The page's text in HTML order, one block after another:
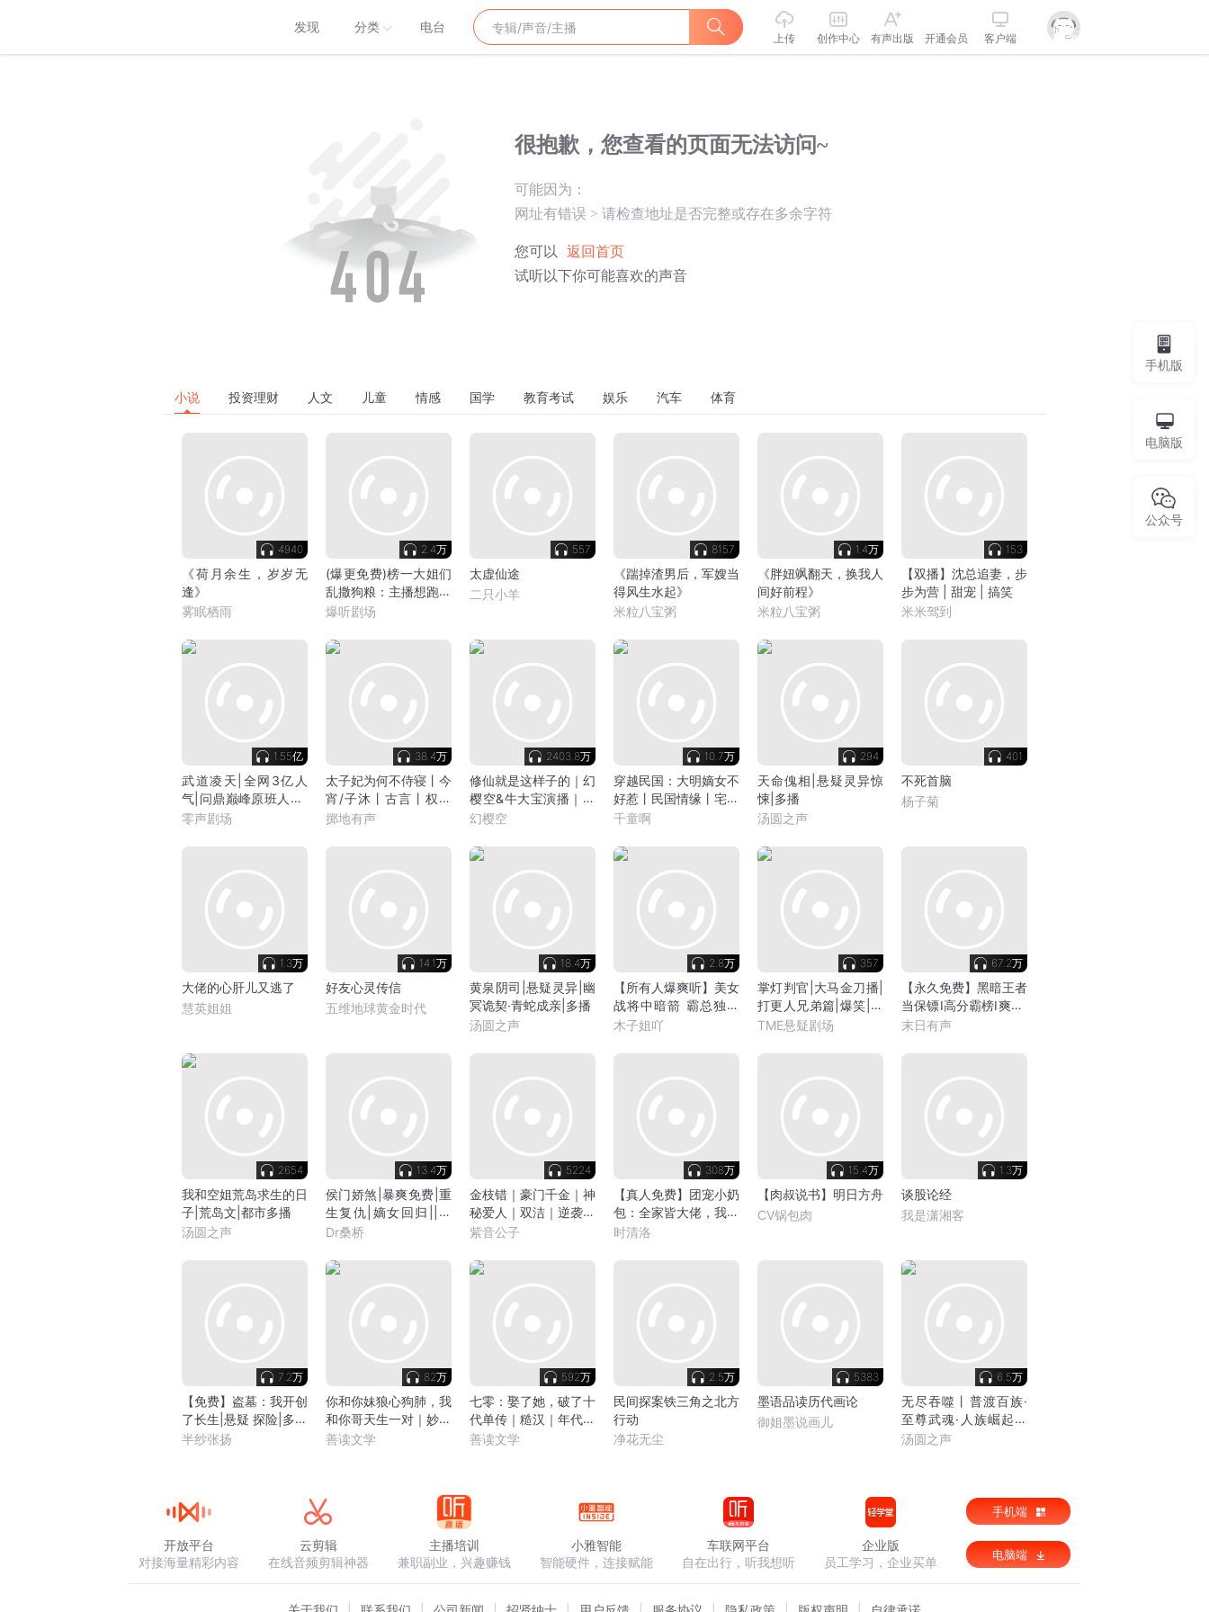
发现 分类 电台
上传 创作中心 有声出版 开通会员 客户端
很抱歉，您查看的页面无法访问~
可能因为：
网址有错误 > 请检查地址是否完整或存在多余字符
您可以
返回首页
试听以下你可能喜欢的声音
小说 投资理财 人文 儿童 情感 国学 教育考试 娱乐 汽车 体育
4940
《荷月余生，岁岁无
逢》
雾眠栖雨
2.4万
(爆更免费)榜一大姐们
乱撒狗粮：主播想跑？
没门
爆听剧场
557
太虚仙途
二只小羊
8157
《踹掉渣男后，军嫂当
得风生水起》
米粒八宝粥
1.4万
《胖妞飒翻天，换我人
间好前程》
米粒八宝粥
153
【双播】沈总追妻，步
步为营 | 甜宠 | 搞笑
米米驾到
1.55亿
武道凌天|全网3亿人
气|问鼎巅峰原班人马|
极道剑尊杀伐果断
零声剧场
38.4万
太子妃为何不侍寝丨今
宵/子沐丨古言丨权谋
丨搞笑丨双洁丨多人有
掷地有声
2403.8万
修仙就是这样子的｜幻
樱空&牛大宝演播｜爆
笑修仙
幻樱空
10.7万
穿越民国：大明嫡女不
好惹丨民国情缘丨宅斗
丨青梅竹马丨斗智斗勇
千童啊
294
天命傀相|悬疑灵异惊
悚|多播
汤圆之声
401
不死首脑
杨子菊
1.3万
大佬的心肝儿又逃了
慧英姐姐
14.1万
好友心灵传信
五维地球黄金时代
18.4万
黄泉阴司|悬疑灵异|幽
冥诡契·青蛇成亲|多播
汤圆之声
2.8万
【所有人爆爽听】美女
战将中暗箭 霸总独宠
穿越星
木子姐吖
357
掌灯判官|大马金刀播|
打更人兄弟篇|爆笑|玄
幻|推理探案|历史权谋
TME悬疑剧场
67.2万
【永久免费】黑暗王者
当保镖I高分霸榜I爽文I
热血
末日有声
2654
我和空姐荒岛求生的日
子|荒岛文|都市多播
汤圆之声
13.4万
侯门娇煞|暴爽免费|重
生复仇|嫡女回归||权
谋暧昧
Dr桑桥
5224
金枝错｜豪门千金｜神
秘爱人｜双洁｜逆袭｜
甜宠｜HE
紫音公子
308万
【真人免费】团宠小奶
包：全家皆大佬，我最
横|脑洞
时清洛
15.4万
【肉叔说书】明日方舟
CV锅包肉
1.3万
谈股论经
我是潇湘客
7.2万
【免费】盗墓：我开创
了长生|悬疑 探险|多人
有声剧
半纱张扬
82万
你和你妹狼心狗肺，我
和你哥天生一对｜妙儿
姐谢必安
善读文学
592万
七零：娶了她，破了十
代单传｜糙汉｜年代｜
发家致富
善读文学
2.5万
民间探案铁三角之北方
行动
净花无尘
5383
墨语品读历代画论
御姐墨说画儿
6.5万
无尽吞噬丨普渡百族·
至尊武魂·人族崛起丨
玄幻丨多播
汤圆之声
手机版
电脑版
公众号
开放平台
对接海量精彩内容
云剪辑
在线音频剪辑神器
主播培训
兼职副业，兴趣赚钱
小雅智能
智能硬件，连接赋能
车联网平台
自在出行，听我想听
企业版
员工学习，企业买单
手机端
电脑端